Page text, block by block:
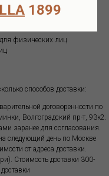
1899
(оплата возможна только
для физических лиц
способов доставки:
договоренности по
Волгоградский пр-т, 93к2.
заранее для согласования.
следующий день по Москве
от адреса доставки.
Стоимость доставки 300-